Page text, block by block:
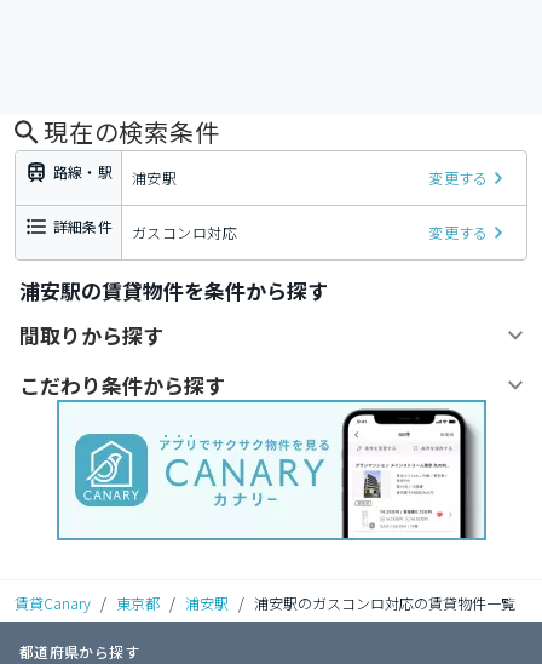
現在の検索条件
路線・駅 浦安駅 変更する
詳細条件 ガスコンロ対応 変更する
浦安駅の賃貸物件を条件から探す
間取りから探す
こだわり条件から探す
賃貸Canary / 東京都 / 浦安駅 / 浦安駅のガスコンロ対応の賃貸物件一覧
都道府県から探す